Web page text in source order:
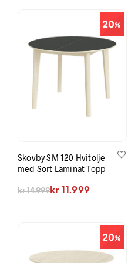
20
Skovby SM 120 Hvitolje
med Sort Laminat Topp
kr14.999
Opprinnelig pris var: kr 14.999.
kr 11.999
Nåværende pris er: kr 11.999.
20